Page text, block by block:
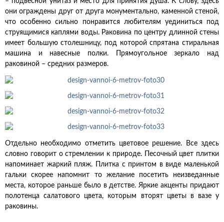
они ограждены друг от друга монументально, каменной стеной,
что особенно сильно понравится любителям уединиться под
струящимися каплями воды. Раковина по центру длинной стены
имеет большую столешницу, под которой спрятана стиральная
машина и навесные полки. Прямоугольное зеркало над
раковиной – средних размеров.
Отдельно необходимо отметить цветовое решение. Все здесь
словно говорит о стремлении к природе. Песочный цвет плитки
напоминает жаркий пляж. Плитка с принтом в виде маленькой
гальки скорее напомнит то желание посетить неизведанные
места, которое раньше было в детстве. Яркие акценты придают
полотенца салатового цвета, которым вторят цветы в вазе у
раковины.